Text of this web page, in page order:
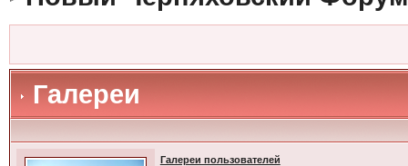
Галереи
Галереи пользователей